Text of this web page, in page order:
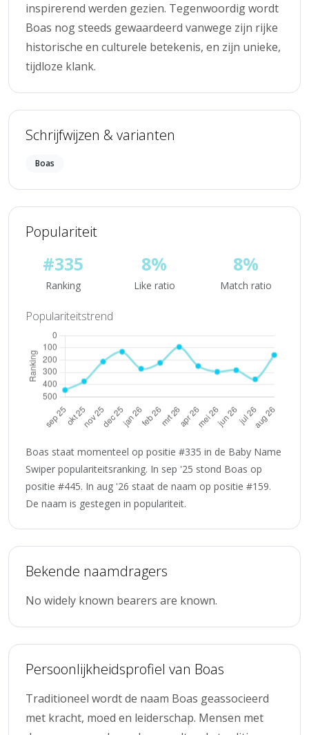
inspirerend werden gezien. Tegenwoordig wordt
Boas nog steeds gewaardeerd vanwege zijn rijke
historische en culturele betekenis, en zijn unieke,
tijdloze klank.
Schrijfwijzen & varianten
Boas
Populariteit
#335
Ranking
8%
Like ratio
8%
Match ratio
Populariteitstrend
Boas staat momenteel op positie #335 in de Baby Name
Swiper populariteitsranking. In sep '25 stond Boas op
positie #445. In aug '26 staat de naam op positie #159.
De naam is gestegen in populariteit.
Bekende naamdragers
No widely known bearers are known.
Persoonlijkheidsprofiel van Boas
Traditioneel wordt de naam Boas geassocieerd
met kracht, moed en leiderschap. Mensen met